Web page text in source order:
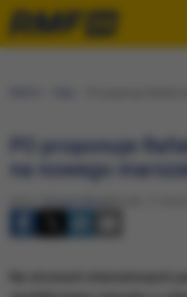
PO proponuje
na nowego